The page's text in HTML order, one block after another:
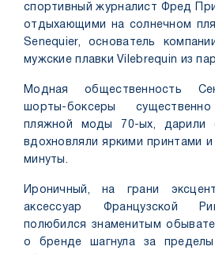
спортивный журналист Фред
отдыхающими на солнечном
Senequier, основатель
мужские плавки Vilebrequin из
Модная общественность
шорты-боксеры
пляжной моды 70-ых, дарили
вдохновляли яркими принтами
минуты.
Ироничный, на грани
аксессуар Французской
полюбился знаменитым
о бренде шагнула за